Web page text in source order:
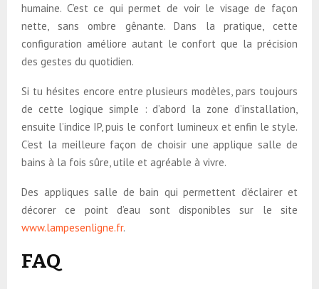
humaine. C’est ce qui permet de voir le visage de façon
nette, sans ombre gênante. Dans la pratique, cette
configuration améliore autant le confort que la précision
des gestes du quotidien.
Si tu hésites encore entre plusieurs modèles, pars toujours
de cette logique simple : d’abord la zone d’installation,
ensuite l’indice IP, puis le confort lumineux et enfin le style.
C’est la meilleure façon de choisir une applique salle de
bains à la fois sûre, utile et agréable à vivre.
Des appliques salle de bain qui permettent d’éclairer et
décorer ce point d’eau sont disponibles sur le site
www.lampesenligne.fr.
FAQ